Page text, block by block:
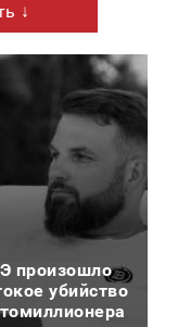
↓
произошло
убийство